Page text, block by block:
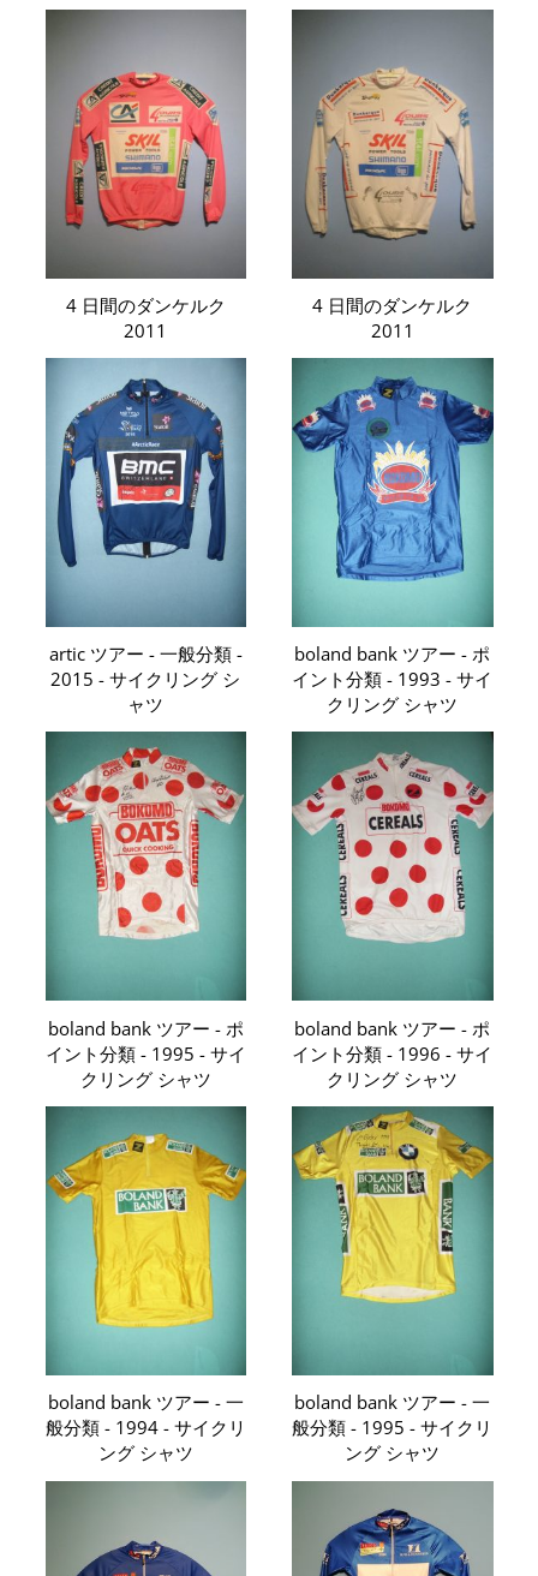
4 日間のダンケルク
2011
4 日間のダンケルク
2011
artic ツアー - 一般分類 -
2015 - サイクリング シ
ャツ
boland bank ツアー - ポ
イント分類 - 1993 - サイ
クリング シャツ
boland bank ツアー - ポ
イント分類 - 1995 - サイ
クリング シャツ
boland bank ツアー - ポ
イント分類 - 1996 - サイ
クリング シャツ
boland bank ツアー - 一
般分類 - 1994 - サイクリ
ング シャツ
boland bank ツアー - 一
般分類 - 1995 - サイクリ
ング シャツ